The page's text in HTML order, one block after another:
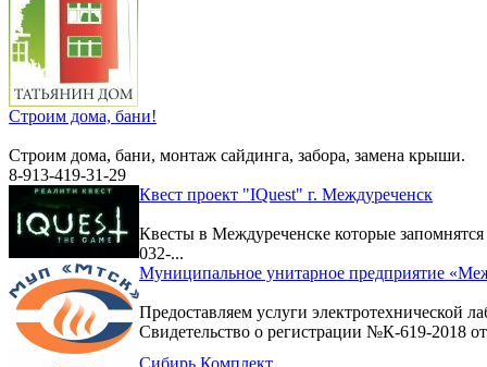
Строим дома, бани!
Строим дома, бани, монтаж сайдинга, забора, замена крыши.
8-913-419-31-29
Квест проект "IQuest" г. Междуреченск
Квесты в Междуреченске которые
032-...
Муниципальное унитарное предприятие
Предоставляем услуги электротехнической
Свидетельство о регистрации №К-619-2018 от